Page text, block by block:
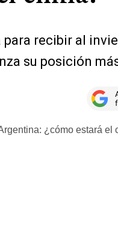
recibir al
su posición